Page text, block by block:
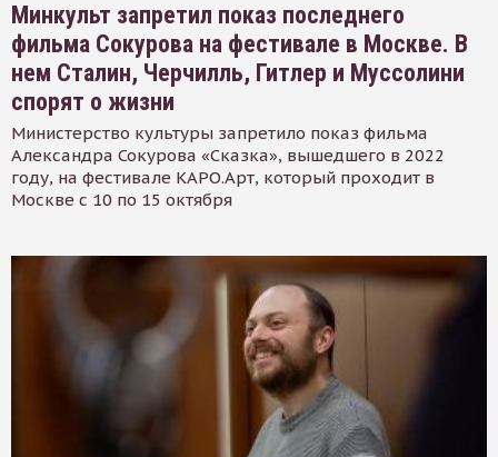
Минкульт запретил показ последнего
фильма Сокурова на фестивале в Москве. В
нем Сталин, Черчилль, Гитлер и Муссолини
спорят о жизни
Министерство культуры запретило показ фильма
Александра Сокурова «Сказка», вышедшего в 2022
году, на фестивале КАРО.Арт, который проходит в
Москве с 10 по 15 октября